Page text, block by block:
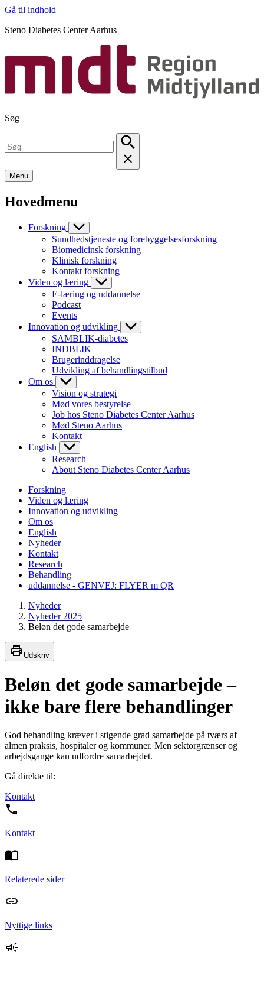
Gå til indhold
Steno Diabetes Center Aarhus
Søg
Menu
Hovedmenu
Forskning
Sundhedstjeneste og forebyggelsesforskning
Biomedicinsk forskning
Klinisk forskning
Kontakt forskning
Viden og læring
E-læring og uddannelse
Podcast
Events
Innovation og udvikling
SAMBLIK-diabetes
INDBLIK
Brugerinddragelse
Udvikling af behandlingstilbud
Om os
Vision og strategi
Mød vores bestyrelse
Job hos Steno Diabetes Center Aarhus
Mød Steno Aarhus
Kontakt
English
Research
About Steno Diabetes Center Aarhus
Forskning
Viden og læring
Innovation og udvikling
Om os
English
Nyheder
Kontakt
Research
Behandling
uddannelse - GENVEJ: FLYER m QR
Nyheder
Nyheder 2025
Beløn det gode samarbejde
Udskriv
Beløn det gode samarbejde –
ikke bare flere behandlinger
God behandling kræver i stigende grad samarbejde på tværs af
almen praksis, hospitaler og kommuner. Men sektorgrænser og
arbejdsgange kan udfordre samarbejdet.
Gå direkte til:
Kontakt
Kontakt
Relaterede sider
Nyttige links